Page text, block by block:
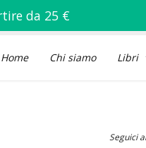
da 25 €
Home Chi siamo Libri
Seguici